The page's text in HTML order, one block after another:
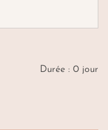
Durée : 0 jour